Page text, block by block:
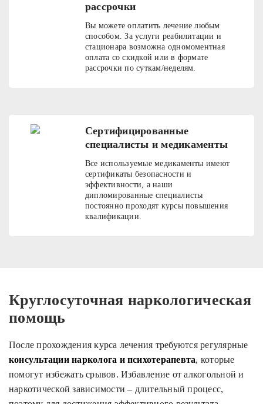
рассрочки
Вы можете оплатить лечение любым
способом. За услуги реабилитации и
стационара возможна одномоментная
оплата со скидкой или в формате
рассрочки по суткам/неделям.
Сертифицированные
специалисты и медикаменты
Все используемые медикаменты имеют
сертификаты безопасности и
эффективности, а наши
дипломированные специалисты
постоянно проходят курсы повышения
квалификации.
Круглосуточная наркологическая
помощь
После прохождения курса лечения требуются регулярные
консультации нарколога и психотерапевта, которые
помогут избежать срывов. Избавление от алкогольной и
наркотической зависимости – длительный процесс,